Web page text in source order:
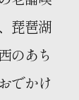
琵琶湖
のあち
でかけ